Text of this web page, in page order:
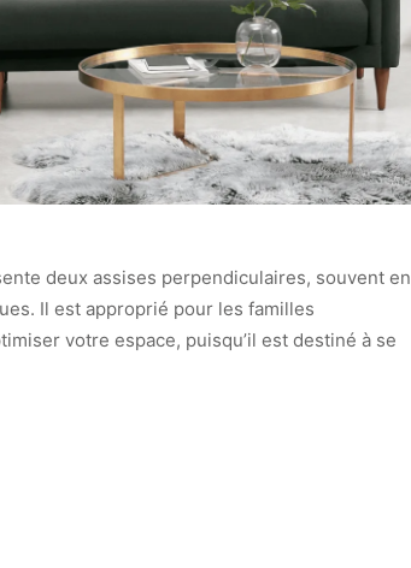
deux assises perpendiculaires, souvent en
Il est approprié pour les familles
votre espace, puisqu’il est destiné à se